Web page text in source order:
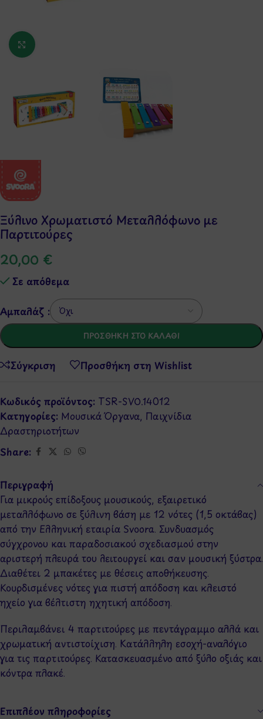
Κάντε κλικ για μεγέθυνση
Ξύλινο Χρωματιστό Μεταλλόφωνο με
Παρτιτούρες
20,00 €
Σε απόθεμα
Αμπαλάζ :
ΠΡΟΣΘΉΚΗ ΣΤΟ ΚΑΛΆΘΙ
Σύγκριση Προσθήκη στη Wishlist
Κωδικός προϊόντος: TSR-SVO.14012
Κατηγορίες: Μουσικά Όργανα, Παιχνίδια
Δραστηριοτήτων
Share:
Περιγραφή
Για μικρούς επίδοξους μουσικούς, εξαιρετικό
μεταλλόφωνο σε ξύλινη βάση με 12 νότες (1,5 οκτάβας)
από την Ελληνική εταιρία Svoora. Συνδυασμός
σύγχρονου και παραδοσιακού σχεδιασμού στην
αριστερή πλευρά του λειτουργεί και σαν μουσική ξύστρα.
Διαθέτει 2 μπακέτες με θέσεις αποθήκευσης.
Κουρδισμένες νότες για πιστή απόδοση και κλειστό
ηχείο για βέλτιστη ηχητική απόδοση.
Περιλαμβάνει 4 παρτιτούρες με πεντάγραμμο αλλά και
χρωματική αντιστοίχιση. Κατάλληλη εσοχή-αναλόγιο
για τις παρτιτούρες. Κατασκευασμένο από ξύλο οξιάς και
κόντρα πλακέ.
Επιπλέον πληροφορίες